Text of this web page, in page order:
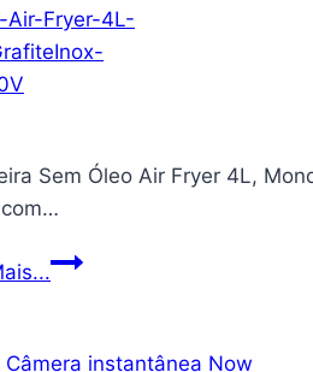
Eletronico
PRETO
Sem Óleo Air Fryer 4L,
Fritadeira
Air